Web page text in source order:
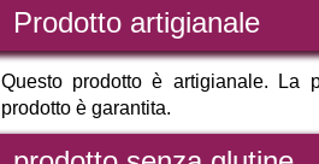
Prodotto artigianale
Questo prodotto è artigianale. La
prodotto è garantita.